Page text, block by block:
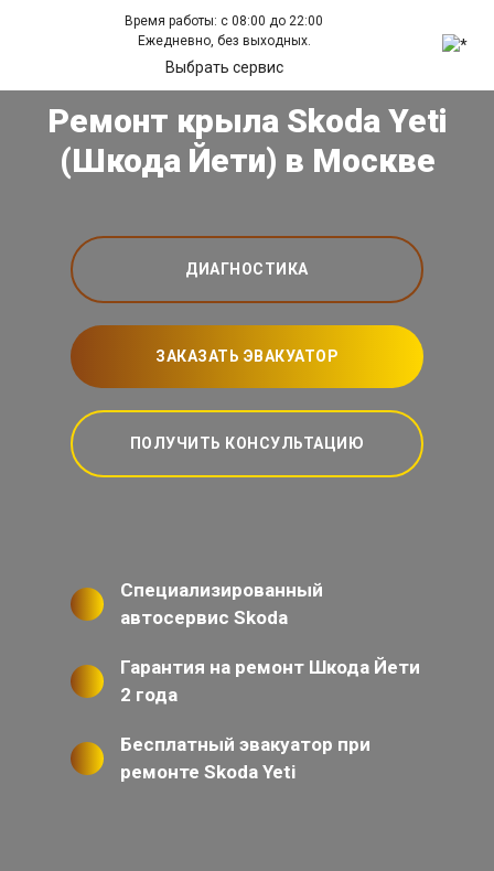
Время работы: с 08:00 до 22:00
Ежедневно, без выходных.
Выбрать сервис
Ремонт крыла Skoda Yeti
(Шкода Йети) в Москве
ДИАГНОСТИКА
ЗАКАЗАТЬ ЭВАКУАТОР
ПОЛУЧИТЬ КОНСУЛЬТАЦИЮ
Специализированный
автосервис Skoda
Гарантия на ремонт Шкода Йети
2 года
Бесплатный эвакуатор при
ремонте Skoda Yeti